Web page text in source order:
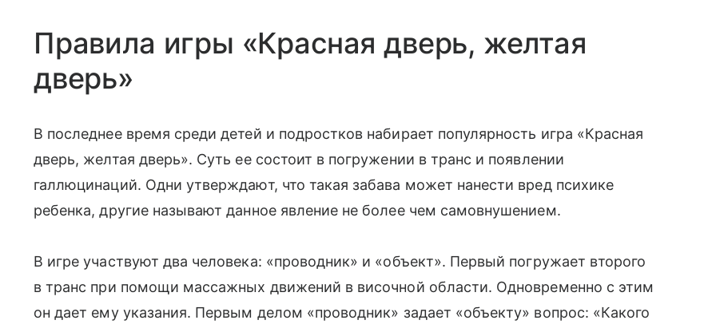
Правила игры «Красная дверь, желтая
дверь»
В последнее время среди детей и подростков набирает популярность игра «Красная
дверь, желтая дверь». Суть ее состоит в погружении в транс и появлении
галлюцинаций. Одни утверждают, что такая забава может нанести вред психике
ребенка, другие называют данное явление не более чем самовнушением.
В игре участвуют два человека: «проводник» и «объект». Первый погружает второго
в транс при помощи массажных движений в височной области. Одновременно с этим
он дает ему указания. Первым делом «проводник» задает «объекту» вопрос: «Какого